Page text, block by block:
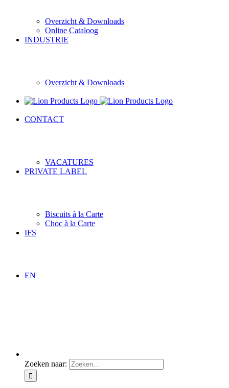
Overzicht & Downloads
Online Cataloog
INDUSTRIE
Overzicht & Downloads
CONTACT
VACATURES
PRIVATE LABEL
Biscuits à la Carte
Choc à la Carte
IFS
EN
Zoeken naar: